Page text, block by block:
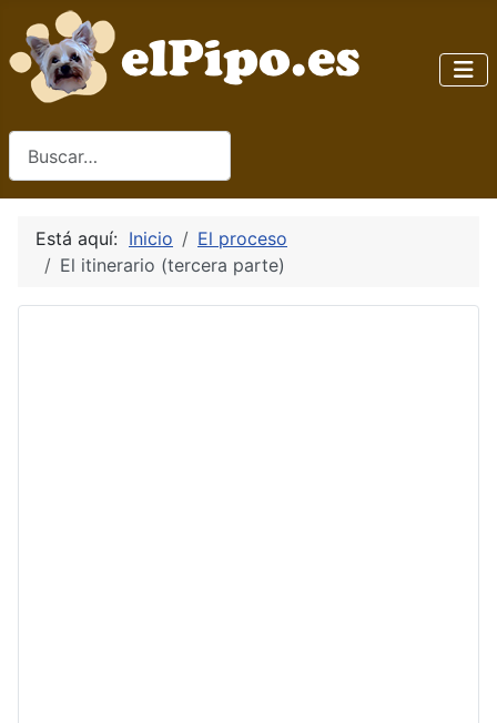
Está aquí: Inicio
El proceso
El itinerario (tercera parte)